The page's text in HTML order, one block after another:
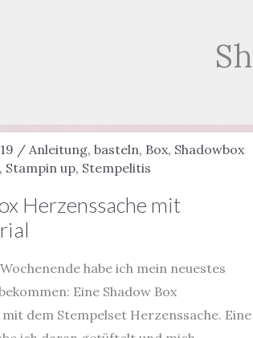
/ Anleitung, basteln, Box, Shadowbox
, Stampin up, Stempelitis
Herzenssache mit
habe ich mein neuestes
Eine Shadow Box
dem Stempelset Herzenssache. Eine